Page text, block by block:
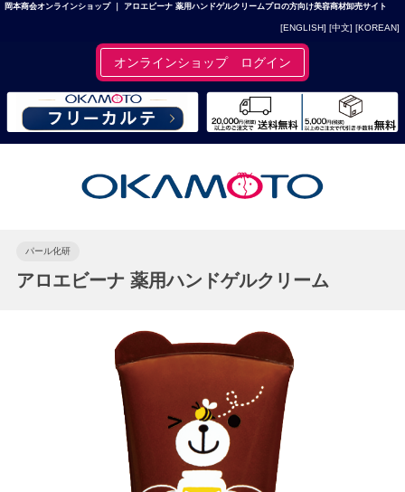
岡本商会オンラインショップ ｜ アロエビーナ 薬用ハンドゲルクリームプロの方向け美容商材卸売サイト
[ENGLISH] [中文] [KOREAN]
オンラインショップ ログイン
パール化研
アロエビーナ 薬用ハンドゲルクリーム